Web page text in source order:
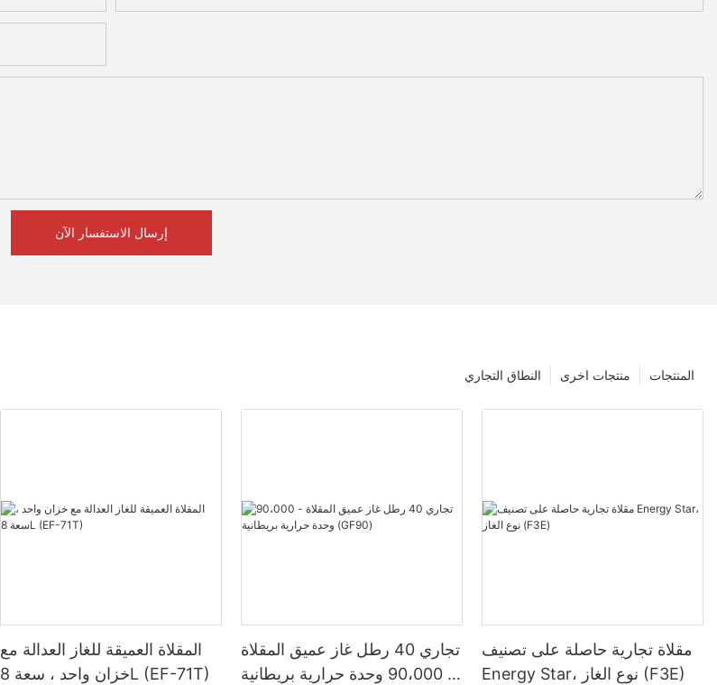
إرسال الاستفسار الآن
المنتجات منتجات اخرى النطاق التجاري
المقلاة العميقة للغاز العدالة مع
خزان واحد ، سعة 8L (EF-71T)
تجاري 40 رطل غاز عميق المقلاة
- 90،000 وحدة حرارية بريطانية
مقلاة تجارية حاصلة على تصنيف
Energy Star، نوع الغاز (F3E)